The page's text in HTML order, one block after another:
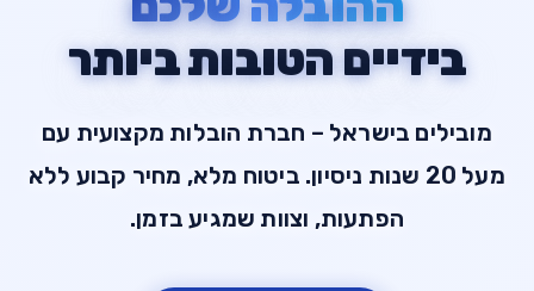
בידיים הטובות ביותר
מובילים בישראל – חברת הובלות מקצועית עם
מעל 20 שנות ניסיון. ביטוח מלא, מחיר קבוע ללא
הפתעות, וצוות שמגיע בזמן.